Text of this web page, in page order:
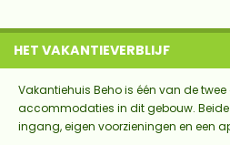
HET VAKANTIEVERBLIJF
Vakantiehuis Beho is één van de
accommodaties in dit gebouw. Beide
ingang, eigen voorzieningen en een